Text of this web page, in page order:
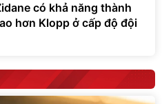
có khả năng thành
hơn Klopp ở cấp độ đội